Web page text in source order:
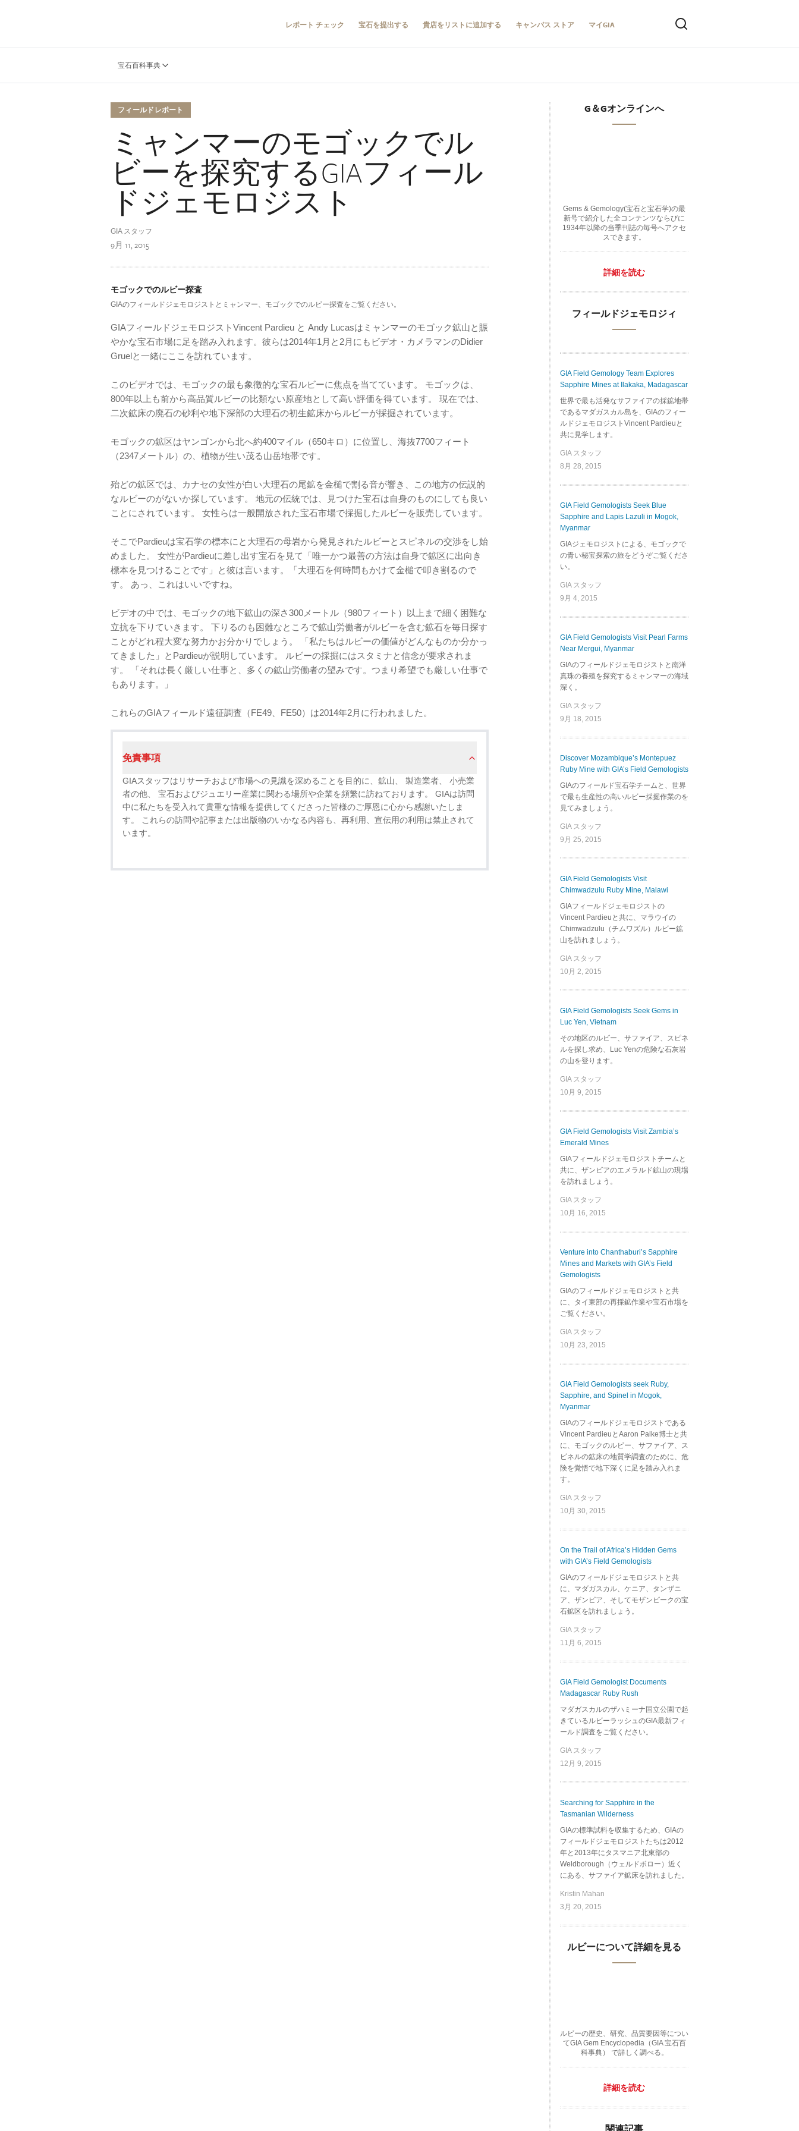
レポート チェック 宝石を提出する 貴店をリストに追加する キャンパス ストア マイGIA
宝石百科事典
フィールドレポート
ミャンマーのモゴックでル
ビーを探究するGIAフィール
ドジェモロジスト
GIA スタッフ
9月 11, 2015
モゴックでのルビー探査
GIAのフィールドジェモロジストとミャンマー、モゴックでのルビー探査をご覧ください。
GIAフィールドジェモロジストVincent Pardieu と Andy Lucasはミャンマーのモゴック鉱山と賑
やかな宝石市場に足を踏み入れます。彼らは2014年1月と2月にもビデオ・カメラマンのDidier
Gruelと一緒にここを訪れています。
このビデオでは、モゴックの最も象徴的な宝石ルビーに焦点を当てています。 モゴックは、
800年以上も前から高品質ルビーの比類ない原産地として高い評価を得ています。 現在では、
二次鉱床の廃石の砂利や地下深部の大理石の初生鉱床からルビーが採掘されています。
モゴックの鉱区はヤンゴンから北へ約400マイル（650キロ）に位置し、海抜7700フィート
（2347メートル）の、植物が生い茂る山岳地帯です。
殆どの鉱区では、カナセの女性が白い大理石の尾鉱を金槌で割る音が響き、この地方の伝説的
なルビーのがないか探しています。 地元の伝統では、見つけた宝石は自身のものにしても良い
ことにされています。 女性らは一般開放された宝石市場で採掘したルビーを販売しています。
そこでPardieuは宝石学の標本にと大理石の母岩から発見されたルビーとスピネルの交渉をし始
めました。 女性がPardieuに差し出す宝石を見て「唯一かつ最善の方法は自身で鉱区に出向き
標本を見つけることです」と彼は言います。「大理石を何時間もかけて金槌で叩き割るので
す。 あっ、これはいいですね。
ビデオの中では、モゴックの地下鉱山の深さ300メートル（980フィート）以上まで細く困難な
立抗を下りていきます。 下りるのも困難なところで鉱山労働者がルビーを含む鉱石を毎日探す
ことがどれ程大変な努力かお分かりでしょう。 「私たちはルビーの価値がどんなものか分かっ
てきました」とPardieuが説明しています。 ルビーの採掘にはスタミナと信念が要求されま
す。 「それは長く厳しい仕事と、多くの鉱山労働者の望みです。つまり希望でも厳しい仕事で
もあります。」
これらのGIAフィールド遠征調査（FE49、FE50）は2014年2月に行われました。
免責事項
GIAスタッフはリサーチおよび市場への見識を深めることを目的に、鉱山、 製造業者、 小売業
者の他、 宝石およびジュエリー産業に関わる場所や企業を頻繁に訪ねております。 GIAは訪問
中に私たちを受入れて貴重な情報を提供してくださった皆様のご厚恩に心から感謝いたしま
す。 これらの訪問や記事または出版物のいかなる内容も、再利用、宣伝用の利用は禁止されて
います。
G＆Gオンラインへ
Gems & Gemology(宝石と宝石学)の最
新号で紹介した全コンテンツならびに
1934年以降の当季刊誌の毎号へアクセ
スできます。
詳細を読む
フィールドジェモロジィ
GIA Field Gemology Team Explores
Sapphire Mines at Ilakaka, Madagascar
世界で最も活発なサファイアの採鉱地帯
であるマダガスカル島を、GIAのフィー
ルドジェモロジストVincent Pardieuと
共に見学します。
GIA スタッフ
8月 28, 2015
GIA Field Gemologists Seek Blue
Sapphire and Lapis Lazuli in Mogok,
Myanmar
GIAジェモロジストによる、モゴックで
の青い秘宝探索の旅をどうぞご覧くださ
い。
GIA スタッフ
9月 4, 2015
GIA Field Gemologists Visit Pearl Farms
Near Mergui, Myanmar
GIAのフィールドジェモロジストと南洋
真珠の養殖を探究するミャンマーの海域
深く。
GIA スタッフ
9月 18, 2015
Discover Mozambique’s Montepuez
Ruby Mine with GIA’s Field Gemologists
GIAのフィールド宝石学チームと、世界
で最も生産性の高いルビー採掘作業のを
見てみましょう。
GIA スタッフ
9月 25, 2015
GIA Field Gemologists Visit
Chimwadzulu Ruby Mine, Malawi
GIAフィールドジェモロジストの
Vincent Pardieuと共に、マラウイの
Chimwadzulu（チムワズル）ルビー鉱
山を訪れましょう。
GIA スタッフ
10月 2, 2015
GIA Field Gemologists Seek Gems in
Luc Yen, Vietnam
その地区のルビー、サファイア、スピネ
ルを探し求め、Luc Yenの危険な石灰岩
の山を登ります。
GIA スタッフ
10月 9, 2015
GIA Field Gemologists Visit Zambia’s
Emerald Mines
GIAフィールドジェモロジストチームと
共に、ザンビアのエメラルド鉱山の現場
を訪れましょう。
GIA スタッフ
10月 16, 2015
Venture into Chanthaburi’s Sapphire
Mines and Markets with GIA’s Field
Gemologists
GIAのフィールドジェモロジストと共
に、タイ東部の再採鉱作業や宝石市場を
ご覧ください。
GIA スタッフ
10月 23, 2015
GIA Field Gemologists seek Ruby,
Sapphire, and Spinel in Mogok,
Myanmar
GIAのフィールドジェモロジストである
Vincent PardieuとAaron Palke博士と共
に、モゴックのルビー、サファイア、ス
ピネルの鉱床の地質学調査のために、危
険を覚悟で地下深くに足を踏み入れま
す。
GIA スタッフ
10月 30, 2015
On the Trail of Africa’s Hidden Gems
with GIA’s Field Gemologists
GIAのフィールドジェモロジストと共
に、マダガスカル、ケニア、タンザニ
ア、ザンビア、そしてモザンビークの宝
石鉱区を訪れましょう。
GIA スタッフ
11月 6, 2015
GIA Field Gemologist Documents
Madagascar Ruby Rush
マダガスカルのザハミーナ国立公園で起
きているルビーラッシュのGIA最新フィ
ールド調査をご覧ください。
GIA スタッフ
12月 9, 2015
Searching for Sapphire in the
Tasmanian Wilderness
GIAの標準試料を収集するため、GIAの
フィールドジェモロジストたちは2012
年と2013年にタスマニア北東部の
Weldborough（ウェルドボロー）近く
にある、サファイア鉱床を訪れました。
Kristin Mahan
3月 20, 2015
ルビーについて詳細を見る
ルビーの歴史、研究、品質要因等につい
てGIA Gem Encyclopedia（GIA 宝石百
科事典） で詳しく調べる。
詳細を読む